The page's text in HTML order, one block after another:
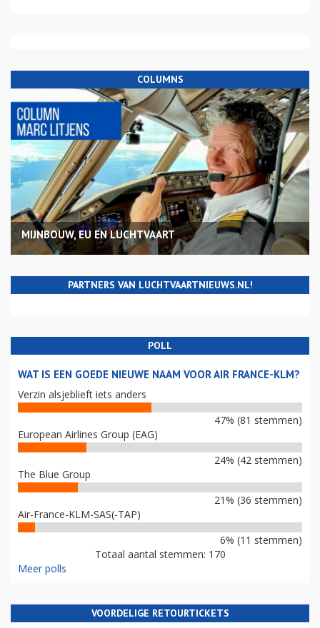
COLUMNS
MIJNBOUW, EU EN LUCHTVAART
PARTNERS VAN LUCHTVAARTNIEUWS.NL!
POLL
WAT IS EEN GOEDE NIEUWE NAAM VOOR AIR FRANCE-KLM?
Verzin alsjeblieft iets anders
47% (81 stemmen)
European Airlines Group (EAG)
24% (42 stemmen)
The Blue Group
21% (36 stemmen)
Air-France-KLM-SAS(-TAP)
6% (11 stemmen)
Totaal aantal stemmen: 170
Meer polls
VOORDELIGE RETOURTICKETS